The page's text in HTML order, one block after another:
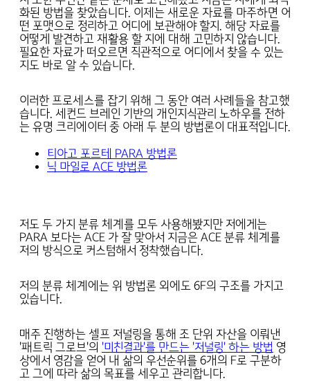
화된 방법을 찾았습니다. 이제는 새로운 자료를 마주하면 어
떤 포맷으로 정리하고 어디에 보관해야 할지. 해당 자료를
어떻게 발견하고 재활용 할 지에 대해 고민하지 않습니다.
필요한 자료가 떠오르면 직관적으로 어디에서 찾을 수 있는
지도 바로 알 수 있습니다.
이러한 프로세스를 잡기 위해 그 동안 여러 사례들을 참고했
습니다. 세컨드 브레인 기반의 개인지식관리 노하우를 전하
는 유명 크리에이터 중 아래 두 분의 방법론이 대표적입니다.
티아고 포르테 PARA 방법론
닉 마일로 ACE 방법론
저도 두 가지 분류 체계를 모두 사용해봤지만 저에게는
PARA 보다는 ACE 가 잘 맞아서 지금은 ACE 분류 체계를
저의 방식으로 커스텀해서 정착했습니다.
저의 분류 체계에는 위 방법론 외에도 6F의 구조를 가지고
있습니다.
매주 진행하는 셀프 저널링을 통해 조 단위 자산을 이뤄낸
'패트릭 그로브'의 '미친결과'를 만드는 '저널링' 하는 방법 영
상에서 영감을 얻어 내 삶의 우선순위를 6개의 F로 구분하
고 그에 따라 삶의 목표를 세우고 관리합니다.